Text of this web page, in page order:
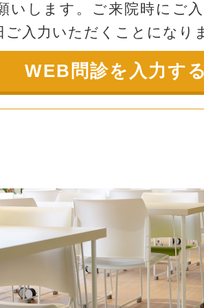
いします。ご来院時にご
ご入力いただくことになり
WEB問診を入力す